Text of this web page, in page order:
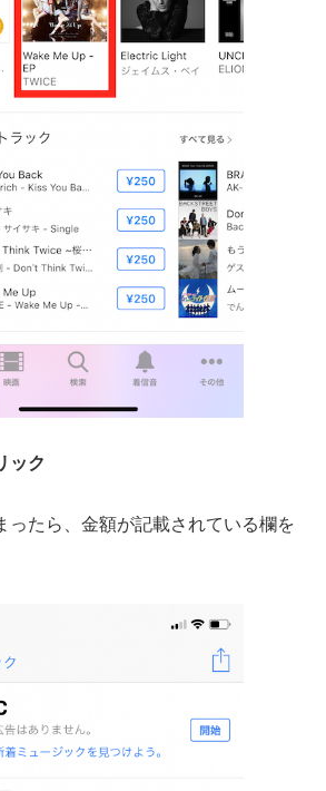
ック
ったら、金額が記載されている欄を